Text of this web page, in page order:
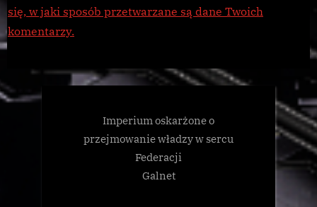
się, w jaki sposób przetwarzane są dane Twoich
komentarzy.
Imperium oskarżone o
przejmowanie władzy w sercu
Federacji
Galnet